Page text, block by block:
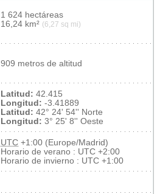
1 624 hectáreas
16,24 km² (6,27 sq mi)
909 metros de altitud
Latitud: 42.415
Longitud: -3.41889
Latitud: 42° 24' 54'' Norte
Longitud: 3° 25' 8'' Oeste
UTC +1:00 (Europe/Madrid)
Horario de verano : UTC +2:00
Horario de invierno : UTC +1:00